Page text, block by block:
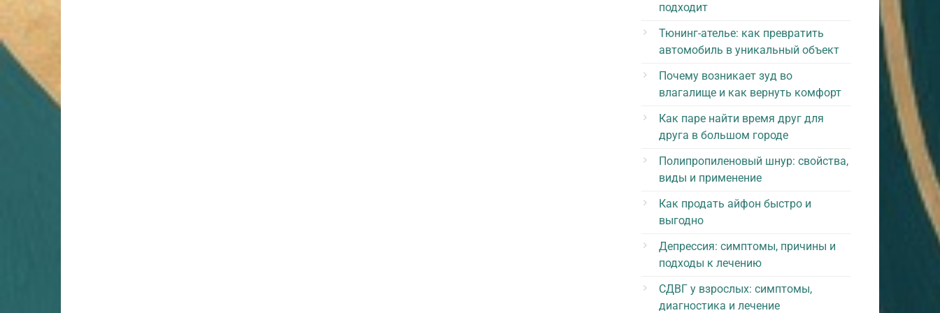
подходит
Тюнинг-ателье: как превратить
автомобиль в уникальный объект
Почему возникает зуд во
влагалище и как вернуть комфорт
Как паре найти время друг для
друга в большом городе
Полипропиленовый шнур: свойства,
виды и применение
Как продать айфон быстро и
выгодно
Депрессия: симптомы, причины и
подходы к лечению
СДВГ у взрослых: симптомы,
диагностика и лечение